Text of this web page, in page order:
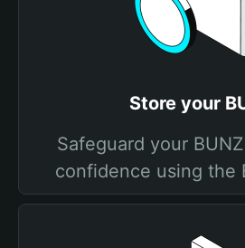
Store your
Safeguard your
confidence using the